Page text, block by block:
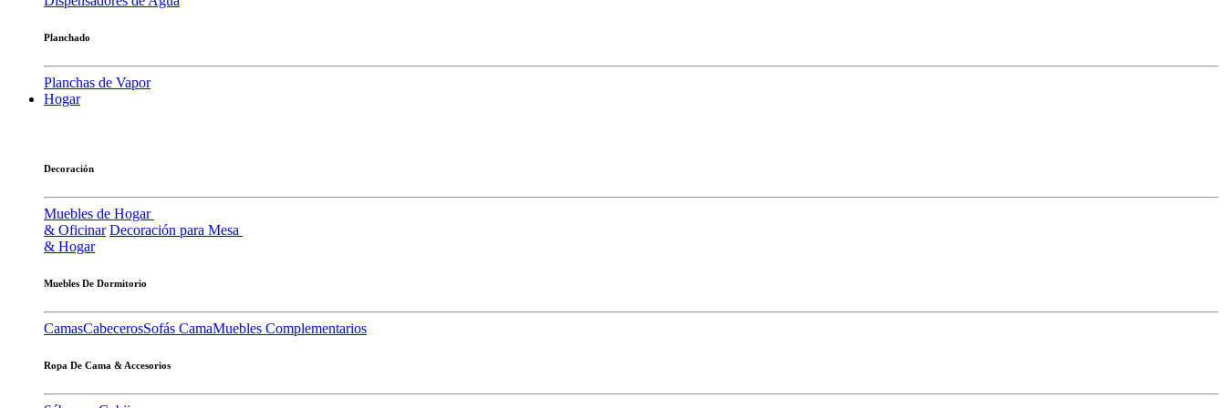
Planchado
Planchas de Vapor
Hogar
Decoración
Muebles de Hogar
& Oficinar Decoración para Mesa
& Hogar
Muebles De Dormitorio
CamasCabecerosSofás CamaMuebles Complementarios
Ropa De Cama & Accesorios